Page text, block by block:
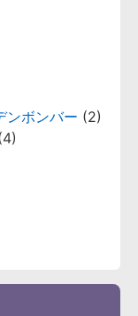
ンボンバー (2)